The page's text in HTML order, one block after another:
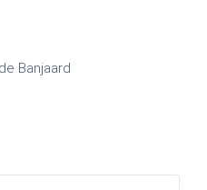
Banjaard